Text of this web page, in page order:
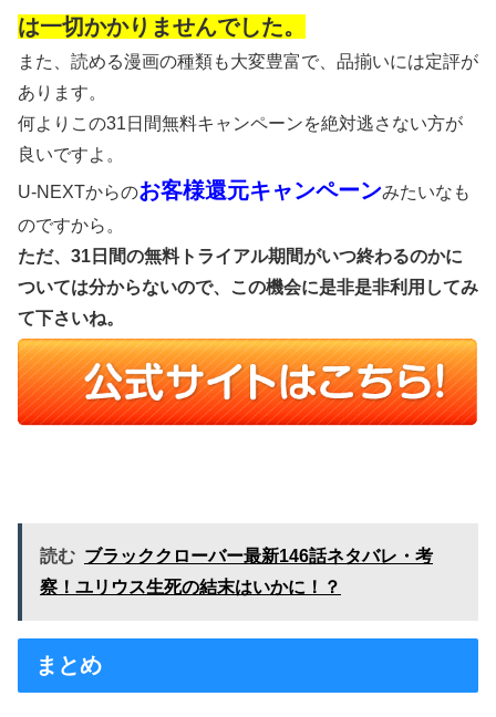
は一切かかりませんでした。
また、読める漫画の種類も大変豊富で、品揃いには定評が
あります。
何よりこの31日間無料キャンペーンを絶対逃さない方が
良いですよ。
U-NEXTからのお客様還元キャンペーンみたいなも
のですから。
ただ、31日間の無料トライアル期間がいつ終わるのかに
ついては分からないので、この機会に是非是非利用してみ
て下さいね。
読む ブラッククローバー最新146話ネタバレ・考
察！ユリウス生死の結末はいかに！？
まとめ